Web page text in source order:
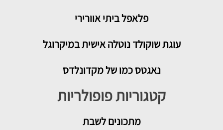
פלאפל ביתי אוורירי
עוגת שוקולד נוטלה אישית במיקרוגל
נאגטס כמו של מקדונלדס
קטגוריות פופולריות
מתכוניםלשבת